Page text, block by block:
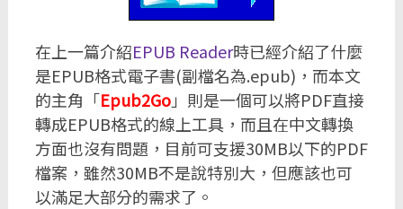
在上一篇介紹EPUB Reader時已經介紹了什麼
是EPUB格式電子書(副檔名為.epub)，而本文
的主角「Epub2Go」則是一個可以將PDF直接
轉成EPUB格式的線上工具，而且在中文轉換
方面也沒有問題，目前可支援30MB以下的PDF
檔案，雖然30MB不是說特別大，但應該也可
以滿足大部分的需求了。